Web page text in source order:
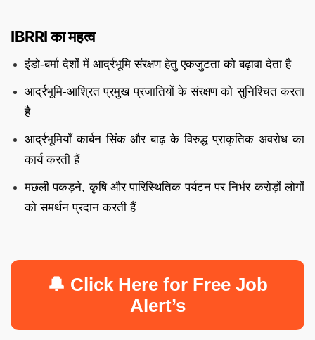
IBRRI का महत्व
इंडो-बर्मा देशों में आर्द्रभूमि संरक्षण हेतु एकजुटता को बढ़ावा देता है
आर्द्रभूमि-आश्रित प्रमुख प्रजातियों के संरक्षण को सुनिश्चित करता
है
आर्द्रभूमियाँ कार्बन सिंक और बाढ़ के विरुद्ध प्राकृतिक अवरोध का
कार्य करती हैं
मछली पकड़ने, कृषि और पारिस्थितिक पर्यटन पर निर्भर करोड़ों लोगों
को समर्थन प्रदान करती हैं
🔔 Click Here for Free Job
Alert’s